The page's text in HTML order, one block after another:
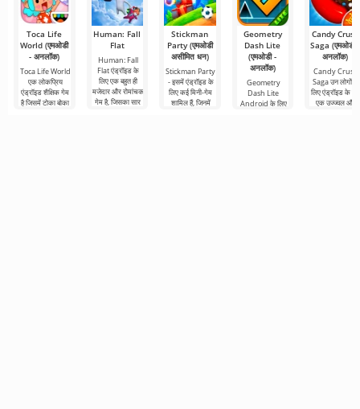
Toca Life
World (एमओडी
- अनलॉक)
Toca Life World
एक लोकप्रिय
एंड्रॉइड शैक्षिक गेम
है जिसमें टोका बोका
Human: Fall
Flat
Human: Fall
Flat एंड्रॉइड के
लिए एक बहुत ही
मजेदार और रोमांचक
गेम है, जिसका सार
Stickman
Party (एमओडी
असीमित धन)
Stickman Party
- इसमें एंड्रॉइड के
लिए कई मिनी-गेम
शामिल हैं, जिनमें
Geometry
Dash Lite
(एमओडी -
अनलॉक)
Geometry
Dash Lite
Android के लिए
Candy Crush
Saga (एमओडी -
अनलॉक)
Candy Crush
Saga उन लोगों के
लिए एंड्रॉइड के
एक उज्ज्वल और